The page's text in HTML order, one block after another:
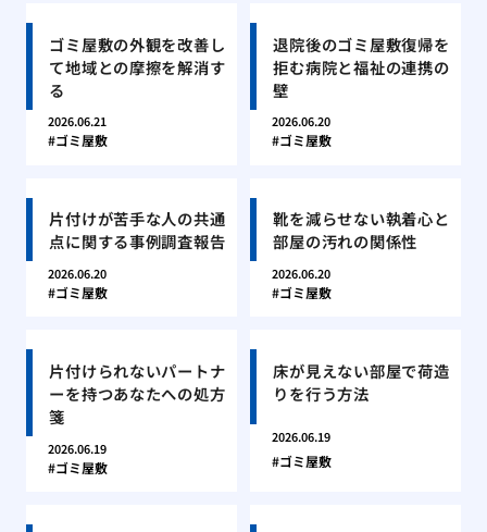
ゴミ屋敷の外観を改善し
て地域との摩擦を解消す
る
2026.06.21
ゴミ屋敷
退院後のゴミ屋敷復帰を
拒む病院と福祉の連携の
壁
2026.06.20
ゴミ屋敷
片付けが苦手な人の共通
点に関する事例調査報告
2026.06.20
ゴミ屋敷
靴を減らせない執着心と
部屋の汚れの関係性
2026.06.20
ゴミ屋敷
片付けられないパートナ
ーを持つあなたへの処方
箋
2026.06.19
ゴミ屋敷
床が見えない部屋で荷造
りを行う方法
2026.06.19
ゴミ屋敷